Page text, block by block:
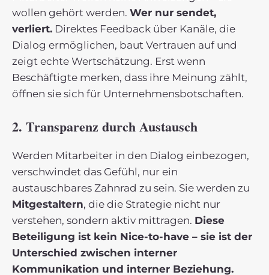
wollen gehört werden. Wer nur sendet,
verliert. Direktes Feedback über Kanäle, die
Dialog ermöglichen, baut Vertrauen auf und
zeigt echte Wertschätzung. Erst wenn
Beschäftigte merken, dass ihre Meinung zählt,
öffnen sie sich für Unternehmensbotschaften.
2. Transparenz durch Austausch
Werden Mitarbeiter in den Dialog einbezogen,
verschwindet das Gefühl, nur ein
austauschbares Zahnrad zu sein. Sie werden zu
Mitgestaltern, die die Strategie nicht nur
verstehen, sondern aktiv mittragen. Diese
Beteiligung ist kein Nice-to-have – sie ist der
Unterschied zwischen interner
Kommunikation und interner Beziehung.